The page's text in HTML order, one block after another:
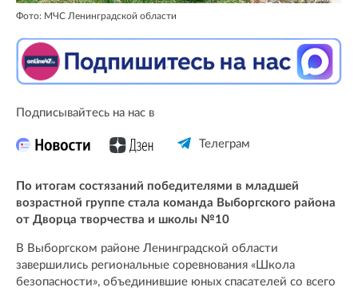
Фото: МЧС Ленинградской области
Подписывайтесь на нас в
Телеграм
По итогам состязаний победителями в младшей
возрастной группе стала команда Выборгского района
от Дворца творчества и школы №10
В Выборгском районе Ленинградской области
завершились региональные соревнования «Школа
безопасности», объединившие юных спасателей со всего